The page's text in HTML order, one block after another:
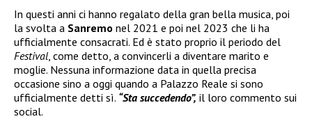
In questi anni ci hanno regalato della gran bella musica, poi
la svolta a Sanremo nel 2021 e poi nel 2023 che li ha
ufficialmente consacrati. Ed è stato proprio il periodo del
Festival , come detto, a convincerli a diventare marito e
moglie. Nessuna informazione data in quella precisa
occasione sino a oggi quando a Palazzo Reale si sono
ufficialmente detti sì. “Sta succedendo”, il loro commento sui
social.